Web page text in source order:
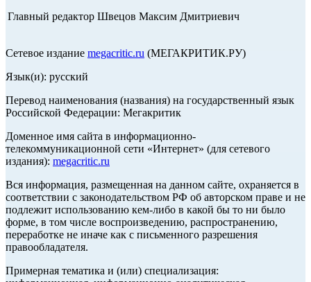
Главный редактор Швецов Максим Дмитриевич
Сетевое издание megacritic.ru (МЕГАКРИТИК.РУ)
Язык(и): русский
Перевод наименования (названия) на государственный язык
Российской Федерации: Мегакритик
Доменное имя сайта в информационно-
телекоммуникационной сети «Интернет» (для сетевого
издания): megacritic.ru
Вся информация, размещенная на данном сайте, охраняется в
соответствии с законодательством РФ об авторском праве и не
подлежит использованию кем-либо в какой бы то ни было
форме, в том числе воспроизведению, распространению,
переработке не иначе как с письменного разрешения
правообладателя.
Примерная тематика и (или) специализация: